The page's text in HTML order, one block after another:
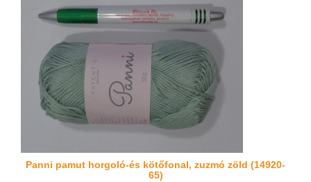
Panni pamut horgoló-és kötőfonal, zuzmó zöld (14920-
65)